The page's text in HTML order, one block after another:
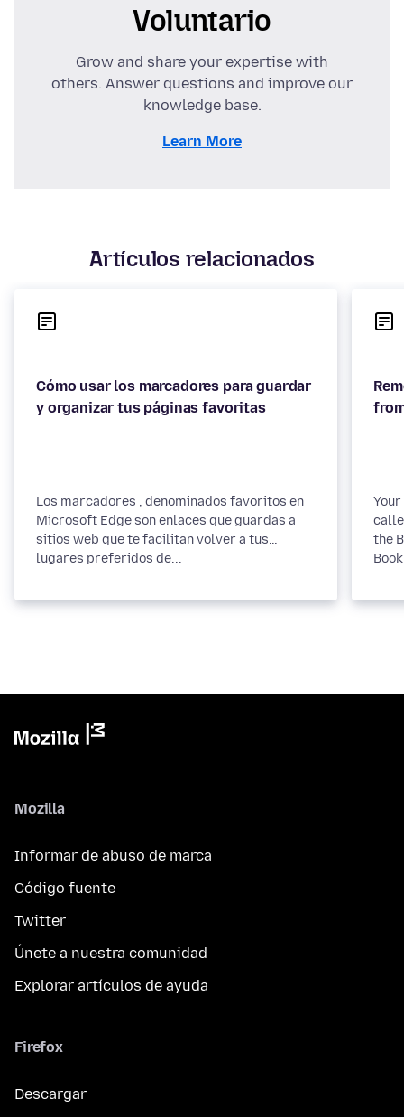
Voluntario
Grow and share your expertise with
others. Answer questions and improve our
knowledge base.
Learn More
Artículos relacionados
Cómo usar los marcadores para guardar
y organizar tus páginas favoritas
Los marcadores , denominados favoritos en
Microsoft Edge son enlaces que guardas a
sitios web que te facilitan volver a tus
lugares preferidos de...
the
Mozilla
Informar de abuso de marca
Código fuente
Twitter
Únete a nuestra comunidad
Explorar artículos de ayuda
Firefox
Descargar